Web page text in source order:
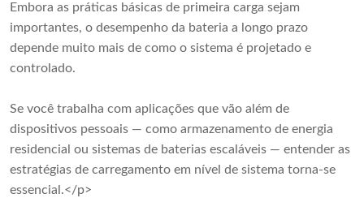
Embora as práticas básicas de primeira carga sejam
importantes, o desempenho da bateria a longo prazo
depende muito mais de como o sistema é projetado e
controlado.
Se você trabalha com aplicações que vão além de
dispositivos pessoais — como armazenamento de energia
residencial ou sistemas de baterias escaláveis ​​— entender as
estratégias de carregamento em nível de sistema torna-se
essencial.</p>